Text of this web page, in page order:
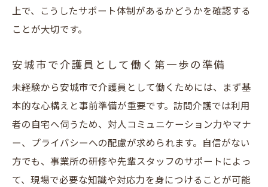
訪問介護の仕事が安城市で選ばれる理由
訪問介護員が安城市で活躍する背景
訪問介護員として成長できる環境とは
資格取得支援あり介護員求人を探すポイント
資格取得支援が充実した訪問介護求人の選
び方
上で、こうしたサポート体制があるかどうかを確認する
ことが大切です。
安城市で介護員として働く第一歩の準備
未経験から安城市で介護員として働くためには、まず基
本的な心構えと事前準備が重要です。訪問介護では利用
者の自宅へ伺うため、対人コミュニケーション力やマナ
ー、プライバシーへの配慮が求められます。自信がない
方でも、事業所の研修や先輩スタッフのサポートによっ
て、現場で必要な知識や対応力を身につけることが可能